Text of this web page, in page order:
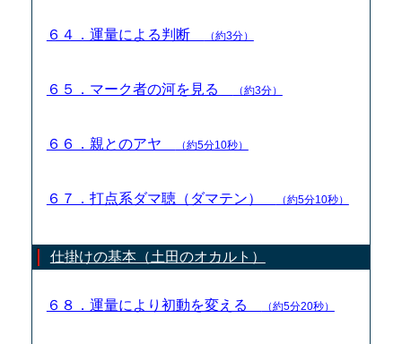
６４．運量による判断 （約3分）
６５．マーク者の河を見る （約3分）
６６．親とのアヤ （約5分10秒）
６７．打点系ダマ聴（ダマテン） （約5分10秒）
仕掛けの基本（土田のオカルト）
６８．運量により初動を変える （約5分20秒）